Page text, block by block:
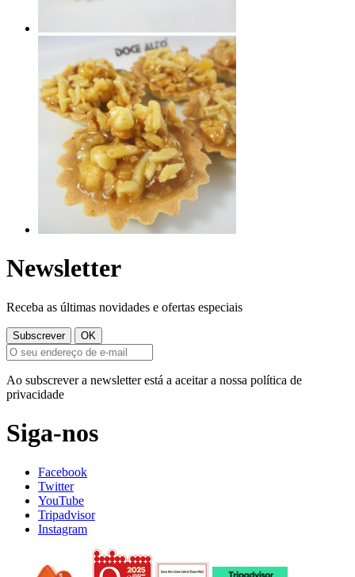
Newsletter
Receba as últimas novidades e ofertas especiais
Ao subscrever a newsletter está a aceitar a nossa política de
privacidade
Siga-nos
Facebook
Twitter
YouTube
Tripadvisor
Instagram